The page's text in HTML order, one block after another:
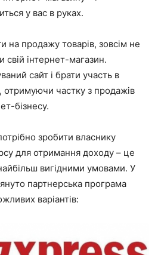
у вас в руках.
на продажу товарів, зовсім не
свій інтернет-магазин.
сайт і брати участь в
отримуючи частку з продажів
бізнесу.
зробити власнику
для отримання доходу – це
вигідними умовами. У
партнерська програма
варіантів: